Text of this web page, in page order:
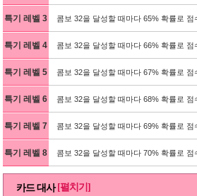
특기 레벨 3 콤보 32을 달성할 때마다 65% 확률로 점
특기 레벨 4 콤보 32을 달성할 때마다 66% 확률로 점
특기 레벨 5 콤보 32을 달성할 때마다 67% 확률로 점
특기 레벨 6 콤보 32을 달성할 때마다 68% 확률로 점
특기 레벨 7 콤보 32을 달성할 때마다 69% 확률로 점
특기 레벨 8 콤보 32을 달성할 때마다 70% 확률로 점
카드 대사 [펼치기]